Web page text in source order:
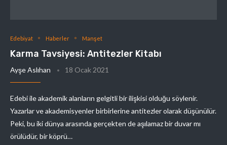
Edebiyat Haberler Manşet
Karma Tavsiyesi: Antitezler Kitabı
Ayşe Aslıhan 18 Ocak 2021
Edebi ile akademik alanların gelgitli bir ilişkisi olduğu söylenir.
Yazarlar ve akademisyenler birbirlerine antitezler olarak düşünülür.
Peki, bu iki dünya arasında gerçekten de aşılamaz bir duvar mı
örülüdür, bir köprü…